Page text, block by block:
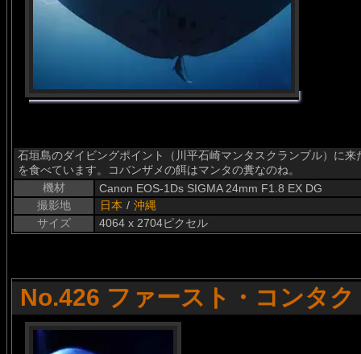
石垣島のダイビングポイント（川平石崎マンタスクランブル）に
を食べています。コバンザメの餌はマンタの糞なのね。
機材
Canon EOS-1Ds SIGMA 24mm F1.8 EX DG
撮影地
日本 / 沖縄
サイズ
4064 x 2704ピクセル
No.426 ファースト・コンタク